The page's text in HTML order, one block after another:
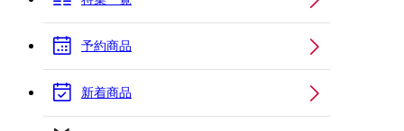
予約商品
新着商品